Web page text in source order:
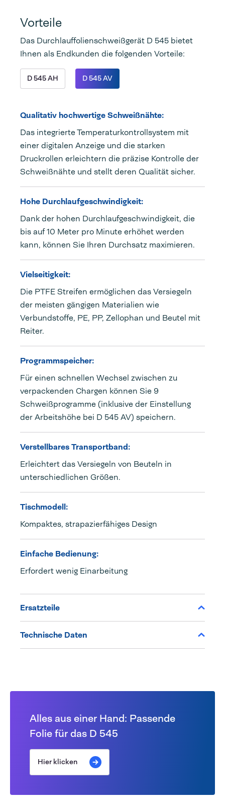
Vorteile
Das Durchlauffolienschweißgerät D 545 bietet
Ihnen als Endkunden die folgenden Vorteile:
D 545 AH D 545 AV
Qualitativ hochwertige Schweißnähte:
Das integrierte Temperaturkontrollsystem mit
einer digitalen Anzeige und die starken
Druckrollen erleichtern die präzise Kontrolle der
Schweißnähte und stellt deren Qualität sicher.
Hohe Durchlaufgeschwindigkeit:
Dank der hohen Durchlaufgeschwindigkeit, die
bis auf 10 Meter pro Minute erhöhet werden
kann, können Sie Ihren Durchsatz maximieren.
Vielseitigkeit:
Die PTFE Streifen ermöglichen das Versiegeln
der meisten gängigen Materialien wie
Verbundstoffe, PE, PP, Zellophan und Beutel mit
Reiter.
Programmspeicher:
Für einen schnellen Wechsel zwischen zu
verpackenden Chargen können Sie 9
Schweißprogramme (inklusive der Einstellung
der Arbeitshöhe bei D 545 AV) speichern.
Verstellbares Transportband:
Erleichtert das Versiegeln von Beuteln in
unterschiedlichen Größen.
Tischmodell:
Kompaktes, strapazierfähiges Design
Einfache Bedienung:
Erfordert wenig Einarbeitung
Ersatzteile
Technische Daten
Alles aus einer Hand: Passende
Folie für das D 545
Hier klicken